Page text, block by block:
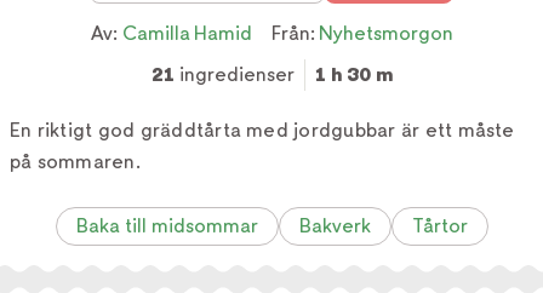
Av: Camilla Hamid Från: Nyhetsmorgon
21 ingredienser 1 h 30 m
En riktigt god gräddtårta med jordgubbar är ett måste
på sommaren.
Baka till midsommar Bakverk Tårtor